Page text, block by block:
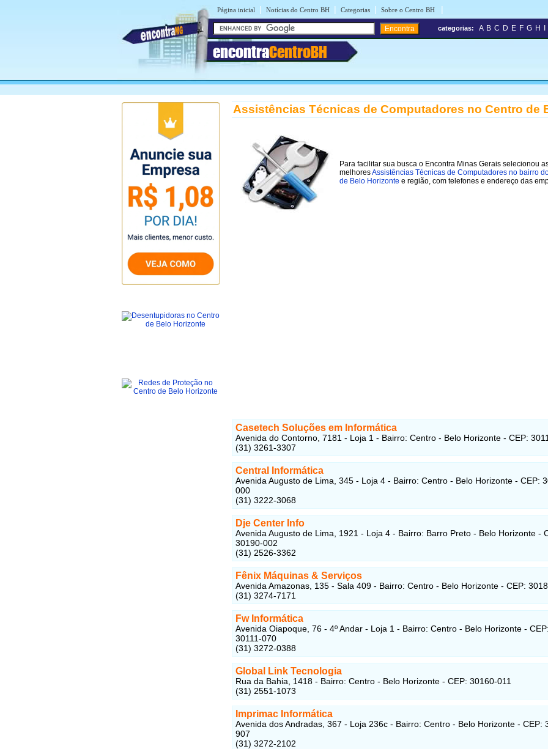
Página inicial | Notícias do Centro BH | Categorias | Sobre o Centro BH |
encontraCentroBH
categorias: A B C D E F G H
Assistências Técnicas de Computadores no Centro de
Para facilitar sua busca o Encontra Minas Gerais selecionou
melhoresAssistências Técnicas de Computadores no bairro
de Belo Horizonte e região, com telefones e endereço das
Casetech Soluções em Informática
Avenida do Contorno, 7181 - Loja 1 - Bairro: Centro - Belo Horizonte - CEP:
(31) 3261-3307
Central Informática
Avenida Augusto de Lima, 345 - Loja 4 - Bairro: Centro - Belo Horizonte - CEP:
000
(31) 3222-3068
Dje Center Info
Avenida Augusto de Lima, 1921 - Loja 4 - Bairro: Barro Preto - Belo Horizonte -
30190-002
(31) 2526-3362
Fênix Máquinas & Serviços
Avenida Amazonas, 135 - Sala 409 - Bairro: Centro - Belo Horizonte - CEP:
(31) 3274-7171
Fw Informática
Avenida Oiapoque, 76 - 4º Andar - Loja 1 - Bairro: Centro - Belo Horizonte - CEP:
30111-070
(31) 3272-0388
Global Link Tecnologia
Rua da Bahia, 1418 - Bairro: Centro - Belo Horizonte - CEP: 30160-011
(31) 2551-1073
Imprimac Informática
Avenida dos Andradas, 367 - Loja 236c - Bairro: Centro - Belo Horizonte - CEP:
907
(31) 3272-2102